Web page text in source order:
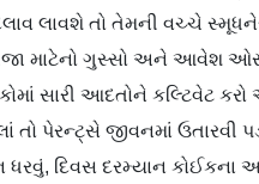
લાવશે તો તેમની વચ્ચે
માટેનો ગુસ્સો અને આવેશ
સારી આદતોને કલ્ટિવેટ
તો પેરન્ટ્સે જીવનમાં ઉતારવી
દિવસ દરમ્યાન કોઈકના